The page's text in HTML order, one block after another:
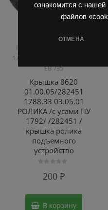
ознакомится с нашей
файлов
ОТМЕНА
Запчасти Балканкар
Погрузчик ДВ 1792, 1788,
1794, 1784, 1786
ЕВ 735
Крышка 8620
01.00.05/282451
1788.33 03.05.01
РОЛИКА /с усами ПУ
1792/ /282451 /
крышка ролика
подъемного
устройство
200₽
В корзину